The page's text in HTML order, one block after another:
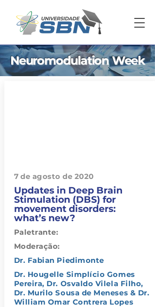
Neuromodulation Week
7 de agosto de 2020
Updates in Deep Brain
Stimulation (DBS) for
movement disorders:
what’s new?
Paletrante:
Dr. Fabian Piedimonte
Moderação:
Dr. Hougelle Simplício Gomes
Pereira, Dr. Osvaldo Vilela Filho,
Dr. Murilo Sousa de Meneses & Dr.
William Omar Contrera Lopes